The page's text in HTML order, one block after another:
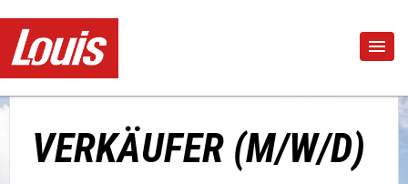
VERKÄUFER (M/W/D)